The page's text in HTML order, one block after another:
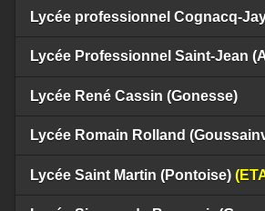
Lycée René Cassin (Gonesse)
Lycée Romain Rolland
Lycée Saint Martin (Pontoise)